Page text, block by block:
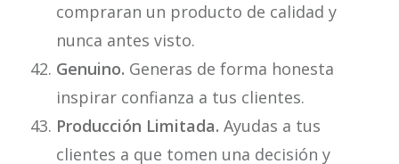
compraran un producto de calidad y
nunca antes visto.
Genuino. Generas de forma honesta
inspirar confianza a tus clientes.
Producción Limitada. Ayudas a tus
clientes a que tomen una decisión y